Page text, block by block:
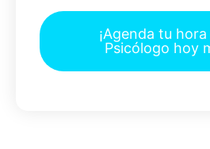
¡Agenda tu
Psicólogo hoy